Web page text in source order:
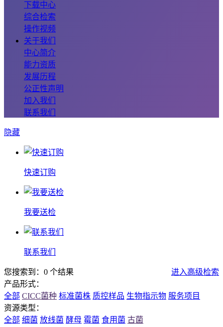
下载中心
综合检索
操作视频
关于我们
中心简介
能力资质
发展历程
公正性声明
加入我们
联系我们
隐藏
快速订购
我要送检
联系我们
您搜索到：0 个结果
进入高级检索
产品形式：
全部 CICC菌种 标准菌株 质控样品 生物指示物 服务项目
资源类型：
全部 细菌 放线菌 酵母 霉菌 食用菌 古菌